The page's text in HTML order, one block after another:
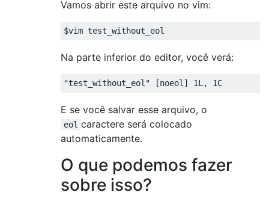
Vamos abrir este arquivo no vim:
Na parte inferior do editor, você verá:
E se você salvar esse arquivo, o
eol caractere será colocado
automaticamente.
O que podemos fazer
sobre isso?